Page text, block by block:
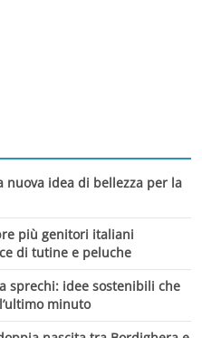
nuova idea di bellezza per la
più genitori italiani
di tutine e peluche
sprechi: idee sostenibili che
minuto